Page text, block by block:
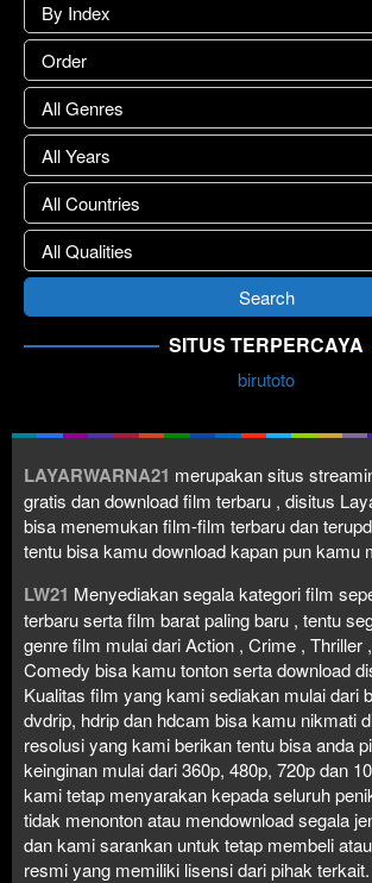
SITUS TERPERCAYA
birutoto
LAYARWARNA21 merupakan situs
gratis dan download film terbaru , disitus
bisa menemukan film-film terbaru dan
tentu bisa kamu download kapan pun kamu
LW21 Menyediakan segala kategori film
terbaru serta film barat paling baru , tentu
genre film mulai dari Action , Crime , Thriller
Comedy bisa kamu tonton serta download
Kualitas film yang kami sediakan mulai dari
dvdrip, hdrip dan hdcam bisa kamu nikmati
resolusi yang kami berikan tentu bisa anda
keinginan mulai dari 360p, 480p, 720p dan
kami tetap menyarakan kepada seluruh
tidak menonton atau mendownload segala
dan kami sarankan untuk tetap membeli
resmi yang memiliki lisensi dari pihak terkait.